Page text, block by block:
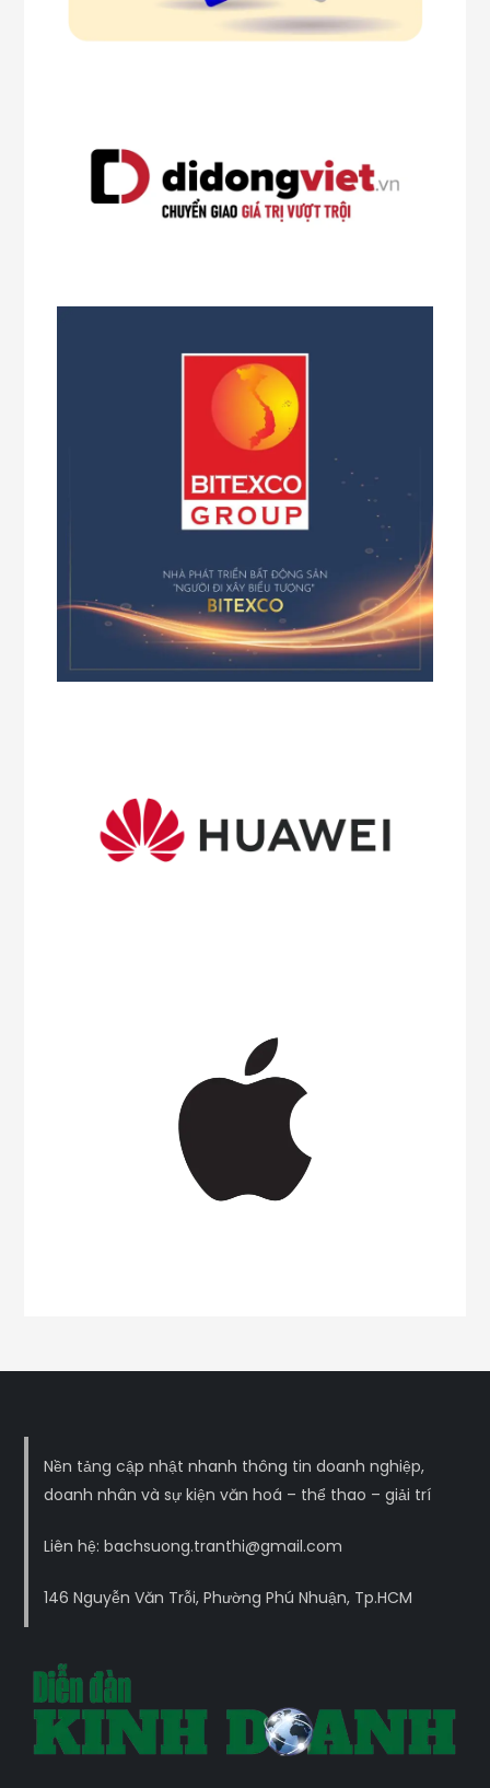
Nền tảng cập nhật nhanh thông tin doanh nghiệp,
doanh nhân và sự kiện văn hoá – thể thao – giải trí
Liên hệ: bachsuong.tranthi@gmail.com
146 Nguyễn Văn Trỗi, Phường Phú Nhuận, Tp.HCM